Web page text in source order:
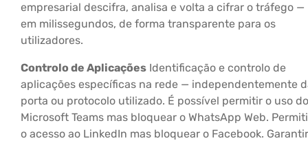
empresarial descifra, analisa e volta a cifrar o tráfego —
em milissegundos, de forma transparente para os
utilizadores.
Controlo de Aplicações Identificação e controlo de
aplicações específicas na rede — independentemente
porta ou protocolo utilizado. É possível permitir o uso do
Microsoft Teams mas bloquear o WhatsApp Web.
o acesso ao LinkedIn mas bloquear o Facebook. Garantir